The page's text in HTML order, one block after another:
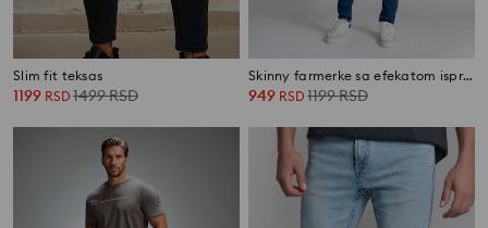
Slim fit teksas
1199 RSD 1499RSD
Skinny farmerke sa efekatom ispranosti
949 RSD 1199RSD